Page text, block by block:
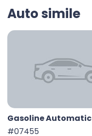
Auto simile
Gasoline Automatic
#07455